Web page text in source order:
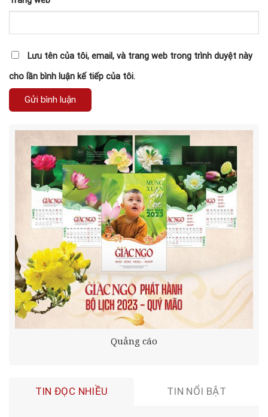
Lưu tên của tôi, email, và trang web trong trình duyệt này
cho lần bình luận kế tiếp của tôi.
Quảng cáo
TIN ĐỌC NHIỀU TIN NỔI BẬT